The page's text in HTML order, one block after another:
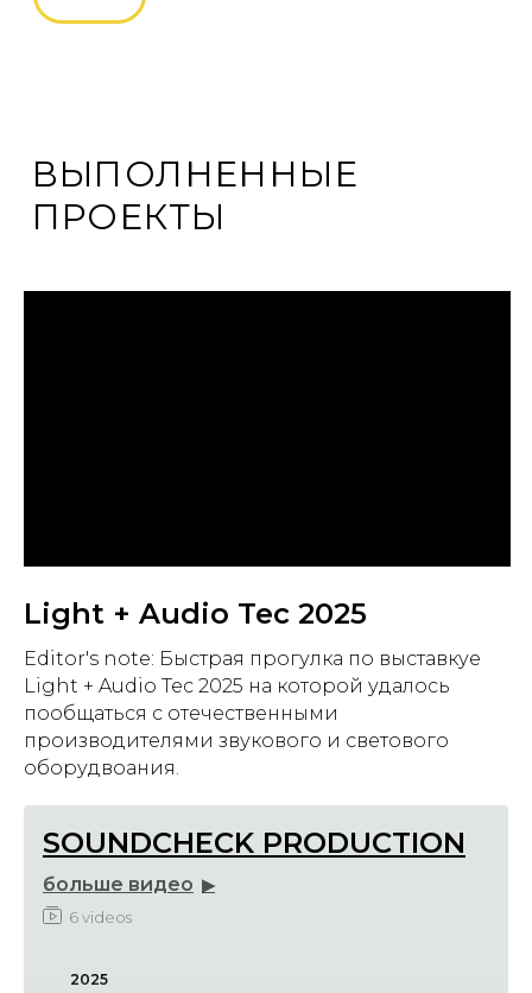
SOUNDCHECK PRODUCTION
больше видео ▶
6 videos
2025
Light + Audio Tec 2025
Editor's note: Быстрая прогулка по выставкуе
Light + Audio Tec 2025 на которой удалось
пообщаться с отечественными
производителями звукового и светового
оборудвоания.
ОСТАВЬТЕ ЗАЯВКУ ON-LINE
ОБРАТНАЯ СВЯЗЬ